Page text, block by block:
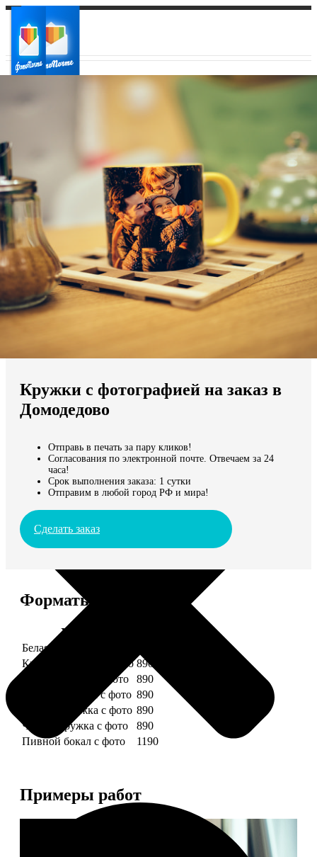
Ваш регион доставки
Выберите из списка:
Мы доставляем по всему миру
Продолжить без города
Кружки с фотографией на заказ в
Домодедово
Отправь в печать за пару кликов!
Согласования по электронной почте. Отвечаем за 24
часа!
Срок выполнения заказа: 1 сутки
Отправим в любой город РФ и мира!
Сделать заказ
Форматы и цены
Услуга
Белая кружка с фото
Красная кружка с фото 890
Желтая кружка с фото
890
Зеленая кружка с фото 890
Голубая кружка с фото 890
Черная кружка с фото
890
Пивной бокал с фото
1190
Примеры работ